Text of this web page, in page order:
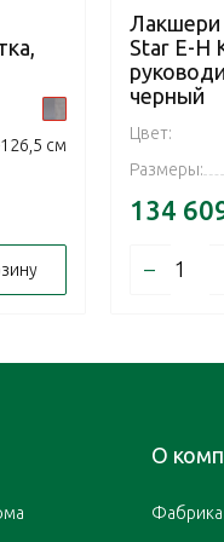
см
Лакшери
Star E-H
черный
Цвет:
Размеры:
134
–
О
Фабрика